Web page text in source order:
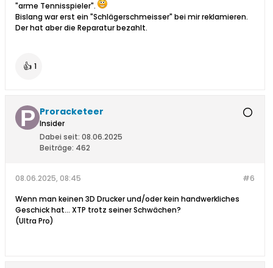
"arme Tennisspieler".
Bislang war erst ein "Schlägerschmeisser" bei mir reklamieren.
Der hat aber die Reparatur bezahlt.
👍 1
Proracketeer
Insider
Dabei seit: 08.06.2025
Beiträge: 462
#6
08.06.2025, 08:45
Wenn man keinen 3D Drucker und/oder kein handwerkliches
Geschick hat... XTP trotz seiner Schwächen?
(Ultra Pro)